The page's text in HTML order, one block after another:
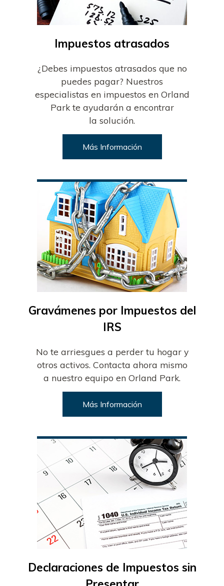
Impuestos atrasados
¿Debes impuestos atrasados que no
puedes pagar? Nuestros
especialistas en impuestos en Orland
Park te ayudarán a encontrar
la solución.
Más Información
Gravámenes por Impuestos del
IRS
No te arriesgues a perder tu hogar y
otros activos. Contacta ahora mismo
a nuestro equipo en Orland Park.
Más Información
Declaraciones de Impuestos sin